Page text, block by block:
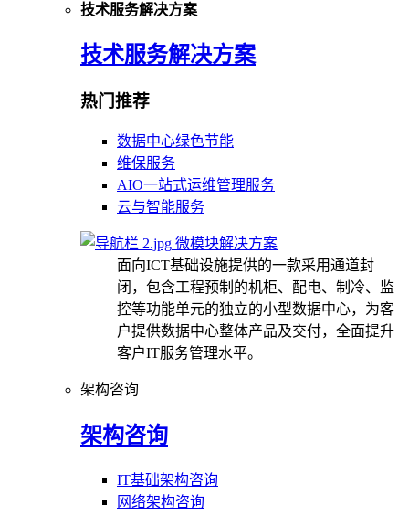
技术服务解决方案
技术服务解决方案
热门推荐
数据中心绿色节能
维保服务
AIO一站式运维管理服务
云与智能服务
微模块解决方案
面向ICT基础设施提供的一款采用通道封
闭，包含工程预制的机柜、配电、制冷、监
控等功能单元的独立的小型数据中心，为客
户提供数据中心整体产品及交付，全面提升
客户IT服务管理水平。
架构咨询
架构咨询
IT基础架构咨询
网络架构咨询